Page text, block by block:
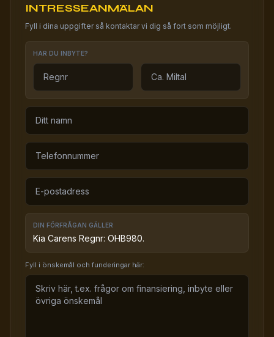
INTRESSEANMÄLAN
Fyll i dina uppgifter så kontaktar vi dig så fort som möjligt.
HAR DU INBYTE?
DIN FÖRFRÅGAN GÄLLER
Kia Carens Regnr: OHB980.
Fyll i önskemål och funderingar här: